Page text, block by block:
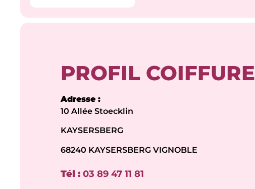
PROFIL COIFFURE
Adresse :
10 Allée Stoecklin
KAYSERSBERG
68240 KAYSERSBERG VIGNOBLE
Tél : 03 89 47 11 81